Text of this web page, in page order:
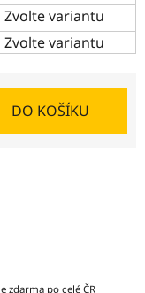
Zvolte variantu
Zvolte variantu
DO KOŠÍKU
zdarma po celé ČR